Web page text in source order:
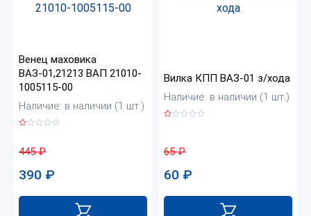
Венец маховика
ВАЗ-01,21213 ВАП 21010-
1005115-00
Наличие: в наличии (1 шт.)
445₽
390 ₽
Вилка КПП ВАЗ-01 з/хода
Наличие: в наличии (1 шт.)
65₽
60 ₽